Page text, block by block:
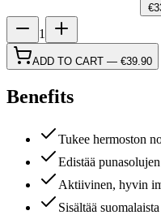
1
ADD TO CART — €39.90
Benefits
Tukee hermoston
Edistää
Aktiivinen, hyvin
Sisältää